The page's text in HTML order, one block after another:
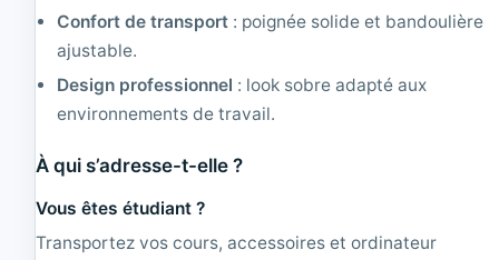
Confort de transport : poignée solide et bandoulière
ajustable.
Design professionnel : look sobre adapté aux
environnements de travail.
À qui s’adresse-t-elle ?
Vous êtes étudiant ?
Transportez vos cours, accessoires et ordinateur